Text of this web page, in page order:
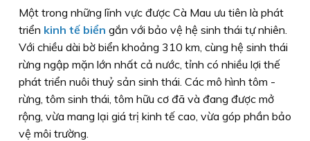
Một trong những lĩnh vực được Cà Mau ưu tiên là phát
triển kinh tế biển gắn với bảo vệ hệ sinh thái tự nhiên.
Với chiều dài bờ biển khoảng 310 km, cùng hệ sinh thái
rừng ngập mặn lớn nhất cả nước, tỉnh có nhiều lợi thế
phát triển nuôi thuỷ sản sinh thái. Các mô hình tôm -
rừng, tôm sinh thái, tôm hữu cơ đã và đang được mở
rộng, vừa mang lại giá trị kinh tế cao, vừa góp phần bảo
vệ môi trường.